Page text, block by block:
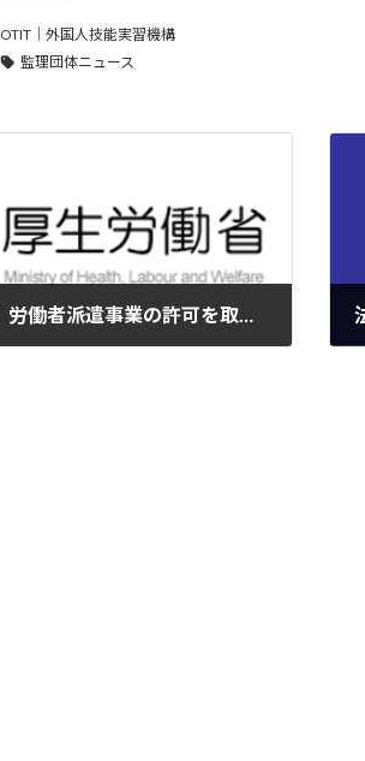
OTIT｜外国人技能実習機構
監理団体ニュース
厚生労働省｜労働者派遣事業の許可を取り消しました